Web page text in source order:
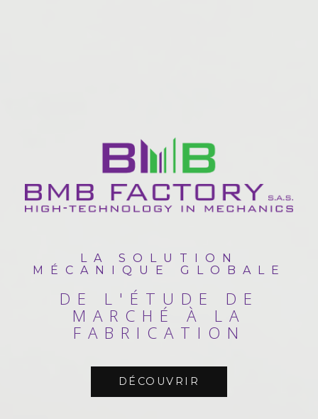
LA SOLUTION
MÉCANIQUE GLOBALE
DE L'ÉTUDE DE
MARCHÉ À LA
FABRICATION
DÉCOUVRIR